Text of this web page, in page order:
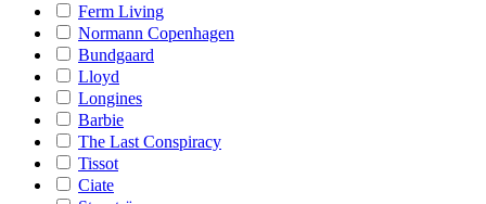
Ferm Living
Normann Copenhagen
Bundgaard
Lloyd
Longines
Barbie
The Last Conspiracy
Tissot
Ciate